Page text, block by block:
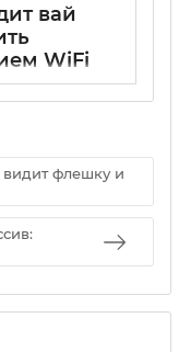
вай
WiFi
видит флешку и